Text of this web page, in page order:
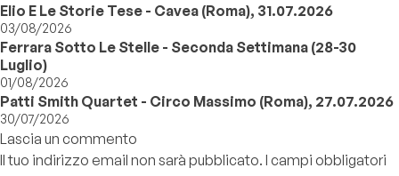
Elio E Le Storie Tese - Cavea (Roma), 31.07.2026
03/08/2026
Ferrara Sotto Le Stelle - Seconda Settimana (28-30
Luglio)
01/08/2026
Patti Smith Quartet - Circo Massimo (Roma), 27.07.2026
30/07/2026
Lascia un commento
Il tuo indirizzo email non sarà pubblicato. I campi obbligatori